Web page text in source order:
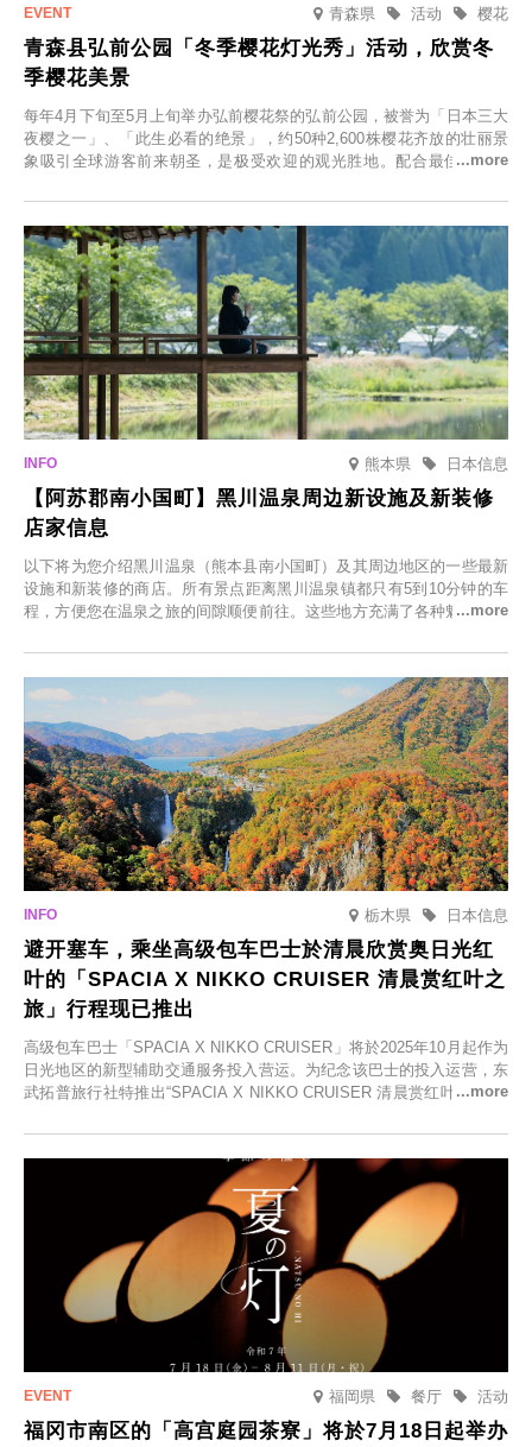
青森県 樱花
活动
青森县弘前公园「冬季樱花灯光秀」活动，欣赏冬
季樱花美景
每年4月下旬至5月上旬举办弘前樱花祭的弘前公园，被誉为「日本三大
夜樱之一」、「此生必看的绝景」，约50种2,600株樱花齐放的壮丽景
象吸引全球游客前来朝圣，是极受欢迎的观光胜地。配合最佳观雪时
「冬季樱花灯光秀」。
熊本県 日本信息
【阿苏郡南小国町】黑川温泉周边新设施及新装修
店家信息
以下将为您介绍黑川温泉（熊本县南小国町）及其周边地区的一些最新
设施和新装修的商店。所有景点距离黑川温泉镇都只有5到10分钟的车
程，方便您在温泉之旅的间隙顺便前往。这些地方充满了各种魅力，包
食材的餐厅。让您体验黑川温泉的全新乐趣。
栃木県 日本信息
避开塞车，乘坐高级包车巴士於清晨欣赏奥日光红
叶的「SPACIA X NIKKO CRUISER 清晨赏红叶之
旅」行程现已推出
高级包车巴士「SPACIA X NIKKO CRUISER」将於2025年10月起作为
日光地区的新型辅助交通服务投入营运。为纪念该巴士的投入运营，东
武拓普旅行社特推出“SPACIA X NIKKO CRUISER 清晨赏红叶之旅”，
福岡県 活动
餐厅
福冈市南区的「高宫庭园茶寮」将於7月18日起举办